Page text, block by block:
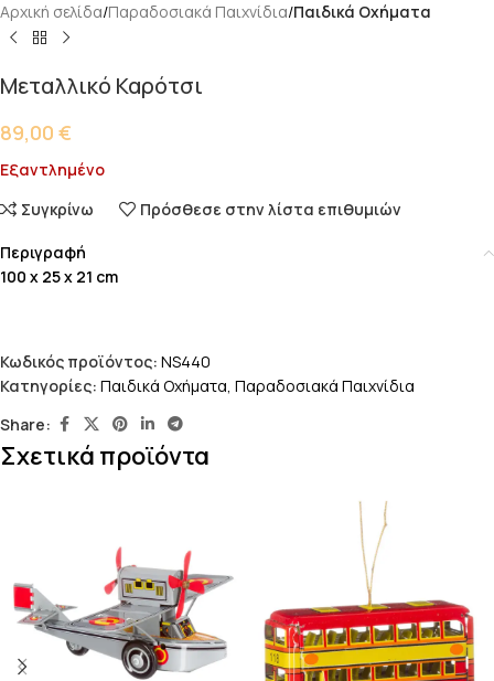
Αρχική σελίδα Παραδοσιακά Παιχνίδια Παιδικά Οχήματα
Μεταλλικό Καρότσι
89,00 €
Εξαντλημένο
Συγκρίνω
Πρόσθεσε στην λίστα επιθυμιών
Περιγραφή
100 x 25 x 21 cm
Κωδικός προϊόντος: NS440
Κατηγορίες: Παιδικά Οχήματα, Παραδοσιακά Παιχνίδια
Share:
Σχετικά προϊόντα